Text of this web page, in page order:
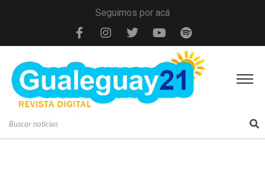
Seguimos por acá